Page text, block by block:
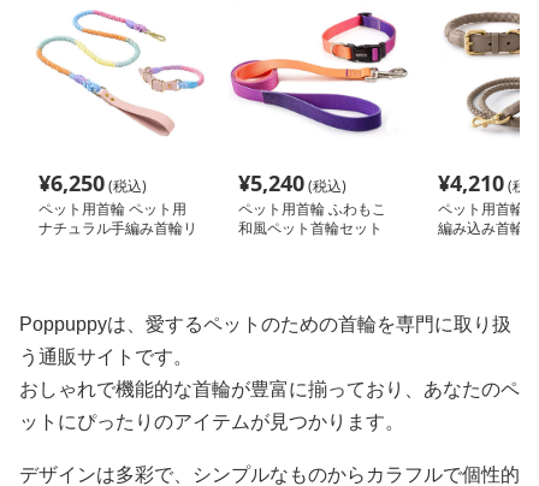
¥6,250(税込)
ペット用首輪 ペット用
ナチュラル手編み首輪リ
¥5,240(税込)
ペット用首輪 ふわもこ
和風ペット首輪セット
¥4,210(税
ペット用首輪
編み込み首輪
Poppuppyは、愛するペットのための首輪を専門に取り扱
う通販サイトです。
おしゃれで機能的な首輪が豊富に揃っており、あなたのペ
ットにぴったりのアイテムが見つかります。
デザインは多彩で、シンプルなものからカラフルで個性的